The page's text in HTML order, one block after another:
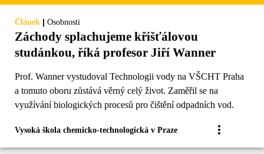
Článek | Osobnosti
Záchody splachujeme křišťálovou
studánkou, říká profesor Jiří Wanner
Prof. Wanner vystudoval Technologii vody na VŠCHT Praha
a tomuto oboru zůstává věrný celý život. Zaměřil se na
využívání biologických procesů pro čištění odpadních vod.
Vysoká škola chemicko-technologická v Praze